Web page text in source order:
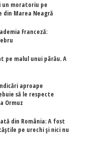
un moratoriu pe
din Marea Neagră
Franceză:
pe malul unui pârău. A
aproape
să le respecte
Ormuz
din România: A fost
pe urechi și nici nu